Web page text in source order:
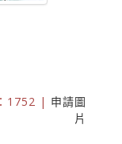
1752 | 申請圖
片